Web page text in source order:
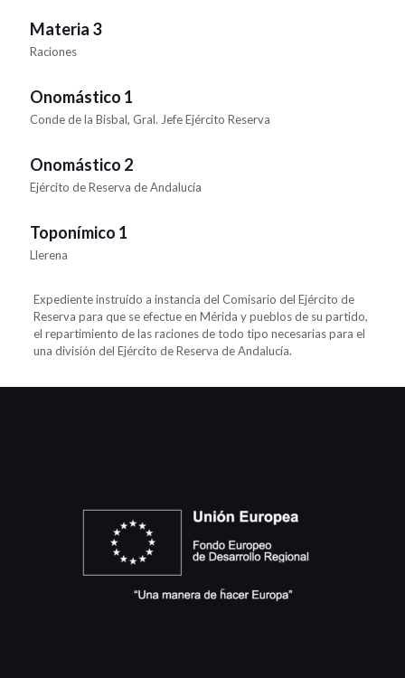
Materia 3
Raciones
Onomástico 1
Conde de la Bisbal, Gral. Jefe Ejército Reserva
Onomástico 2
Ejército de Reserva de Andalucía
Toponímico 1
Llerena
Expediente instruído a instancia del Comisario del Ejército de
Reserva para que se efectue en Mérida y pueblos de su partido,
el repartimiento de las raciones de todo tipo necesarias para el
una división del Ejército de Reserva de Andalucía.